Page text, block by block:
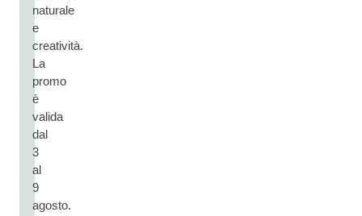
naturale
e
creatività.
La
promo
è
valida
dal
3
al
9
agosto.